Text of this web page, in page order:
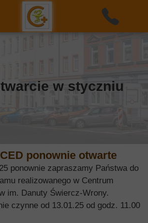
w styczniu
ponownie otwarte
ponownie zapraszamy Państwa do
realizowanego w Centrum
im. Danuty Świercz-Wrony.
czynne od 13.01.25 od godz. 11.00